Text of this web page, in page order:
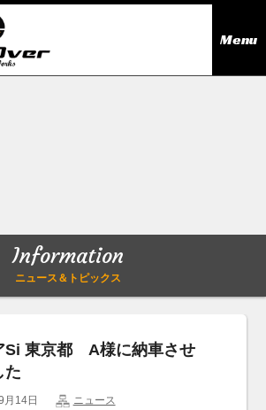
Menu
Company outline
Information
ニュース＆トピックス
Si 東京都 A様に納車させ
た
月14日 ニュース